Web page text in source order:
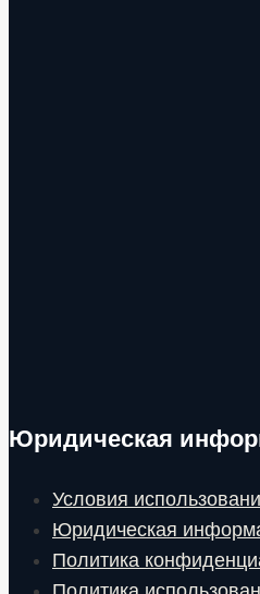
Юридическая
Условия
Юридическая
Политика